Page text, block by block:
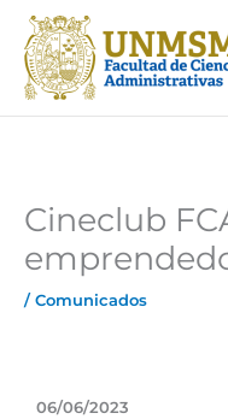
contenido
Cineclub
/ Comunicados
06/06/2023